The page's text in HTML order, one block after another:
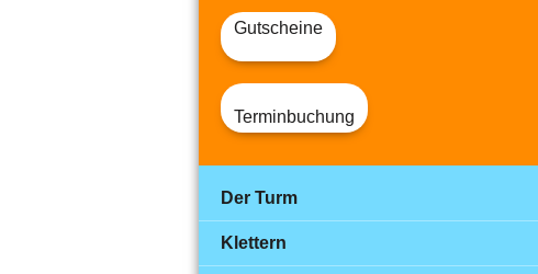
Gutscheine
Terminbuchung
Der Turm
Klettern